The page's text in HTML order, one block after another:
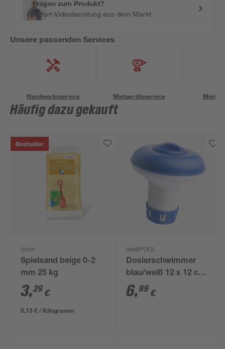
Fragen zum Produkt?
Sofort-Videoberatung aus dem Markt
Unsere passenden Services
Handwerksservice Mietgeräteservice
Häufig dazu gekauft
Bestseller
toom
Spielsand beige 0-2
mm 25 kg
3,29 €
0,13 € / Kilogramm
mediPOOL
Dosierschwimmer
blau/weiß 12 x 12 cm,
für 20 g Tabs
6,99 €